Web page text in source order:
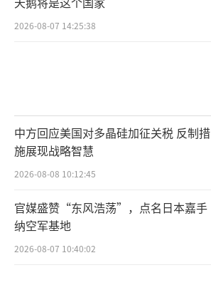
2026-08-07 14:25:38
中方回应美国对多晶硅加征关税 反制措
施展现战略智慧
2026-08-08 10:12:45
官媒盛赞“东风浩荡”，点名日本嘉手
纳空军基地
2026-08-07 10:40:02